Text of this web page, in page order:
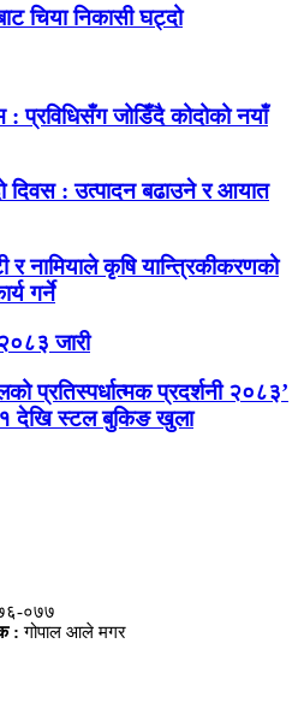
चिया निकासी घट्दो
प्रविधिसँग जोडिँदै कोदोको नयाँ
दिवस : उत्पादन बढाउने र आयात
र नामियाले कृषि यान्त्रिकीकरणको
गर्ने
जारी
प्रतिस्पर्धात्मक प्रदर्शनी २०८३’
देखि स्टल बुकिङ खुला
०७७
: गोपाल आले मगर